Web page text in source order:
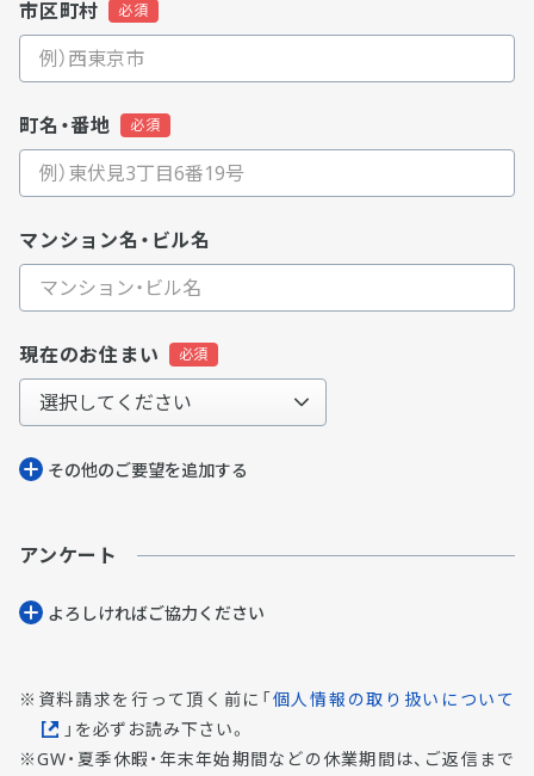
市区町村
町名・番地
マンション名・ビル名
現在のお住まい
その他のご要望を追加する
アンケート
よろしければご協⼒ください
資料請求を行って頂く前に「個人情報の取り扱いについて
」を必ずお読み下さい。
GW・夏季休暇・年末年始期間などの休業期間は、ご返信まで